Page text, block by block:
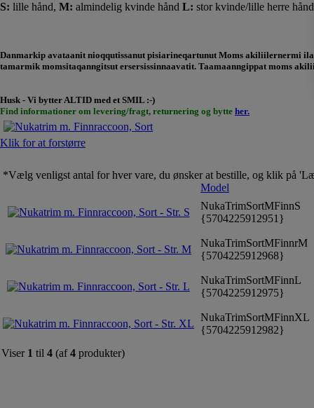
S: lille hånd, M: almindelig kvinde hånd L: stor kvinde/lille herre
Danmarkip avataanit nioqqutissanut pisiarineqartunut Moms akiliilernermi
tamarmik momsitaqanngitsut ersersissinnaavatit. Taamaanngippat moms
Husk - Vi bytter ALTID med et SMIL :-)
Find informationer om levering/fragt, returnering og bytte her.
Klik for at forstørre
*Vælg venligst antal for hver vare, du ønsker at bestille, og klik på
Model
NukaTrimSortMFinnS
{5704225912951}
NukaTrimSortMFinnrM
{5704225912968}
NukaTrimSortMFinnL
{5704225912975}
NukaTrimSortMFinnXL
{5704225912982}
Viser 1 til 4 (af4 produkter)